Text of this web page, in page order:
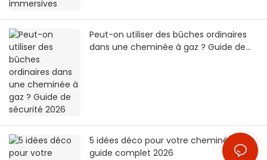
Peut-on utiliser des bûches ordinaires
dans une cheminée à gaz ? Guide de
5 idées déco pour votre cheminée :
guide complet 2026